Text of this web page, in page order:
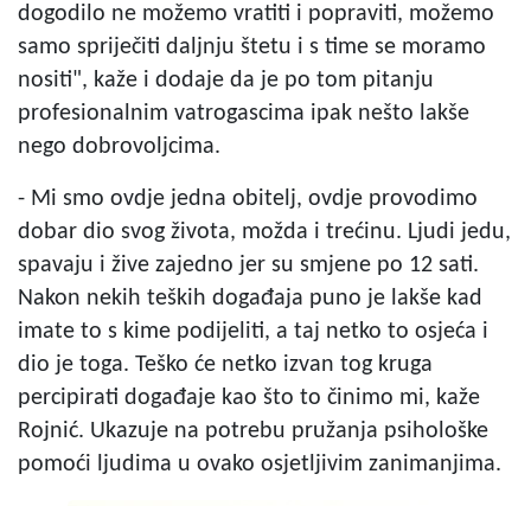
dogodilo ne možemo vratiti i popraviti, možemo
samo spriječiti daljnju štetu i s time se moramo
nositi", kaže i dodaje da je po tom pitanju
profesionalnim vatrogascima ipak nešto lakše
nego dobrovoljcima.
- Mi smo ovdje jedna obitelj, ovdje provodimo
dobar dio svog života, možda i trećinu. Ljudi jedu,
spavaju i žive zajedno jer su smjene po 12 sati.
Nakon nekih teških događaja puno je lakše kad
imate to s kime podijeliti, a taj netko to osjeća i
dio je toga. Teško će netko izvan tog kruga
percipirati događaje kao što to činimo mi, kaže
Rojnić. Ukazuje na potrebu pružanja psihološke
pomoći ljudima u ovako osjetljivim zanimanjima.